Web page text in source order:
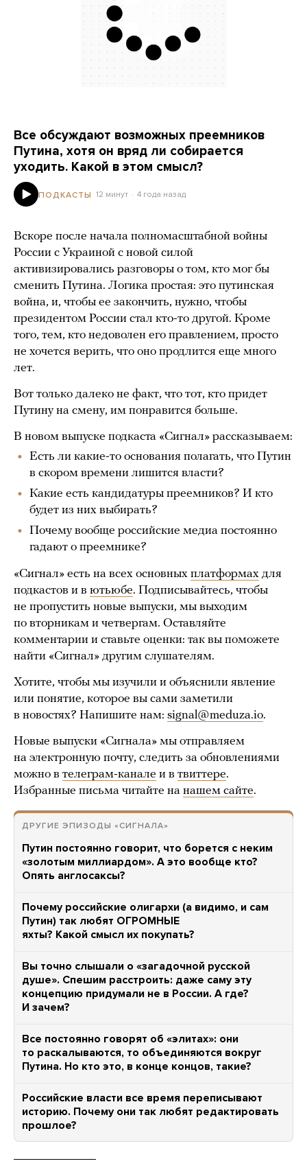
Все обсуждают возможных преемников
Путина, хотя он вряд ли собирается
уходить. Какой в этом смысл?
ПОДКАСТЫ 12 минут 4 года назад
Вскоре после начала полномасштабной войны
России с Украиной с новой силой
активизировались разговоры о том, кто мог бы
сменить Путина. Логика простая: это путинская
война, и, чтобы ее закончить, нужно, чтобы
президентом России стал кто-то другой. Кроме
того, тем, кто недоволен его правлением, просто
не хочется верить, что оно продлится еще много
лет.
Вот только далеко не факт, что тот, кто придет
Путину на смену, им понравится больше.
В новом выпуске подкаста «Сигнал» рассказываем:
Есть ли какие-то основания полагать, что Путин
в скором времени лишится власти?
Какие есть кандидатуры преемников? И кто
будет из них выбирать?
Почему вообще российские медиа постоянно
гадают о преемнике?
«Сигнал» есть на всех основных платформах для
подкастов и в ютьюбе. Подписывайтесь, чтобы
не пропустить новые выпуски, мы выходим
по вторникам и четвергам. Оставляйте
комментарии и ставьте оценки: так вы поможете
найти «Сигнал» другим слушателям.
Хотите, чтобы мы изучили и объяснили явление
или понятие, которое вы сами заметили
в новостях? Напишите нам: signal@meduza.io.
Новые выпуски «Сигнала» мы отправляем
на электронную почту, следить за обновлениями
можно в телеграм-канале и в твиттере.
Избранные письма читайте на нашем сайте.
ДРУГИЕ ЭПИЗОДЫ «СИГНАЛА»
Путин постоянно говорит, что борется с неким
«золотым миллиардом». А это вообще кто?
Опять англосаксы?
Почему российские олигархи (а видимо, и сам
Путин) так любят ОГРОМНЫЕ
яхты? Какой смысл их покупать?
Вы точно слышали о «загадочной русской
душе». Спешим расстроить: даже саму эту
концепцию придумали не в России. А где?
И зачем?
Все постоянно говорят об «элитах»: они
то раскалываются, то объединяются вокруг
Путина. Но кто это, в конце концов, такие?
Российские власти все время переписывают
историю. Почему они так любят редактировать
прошлое?